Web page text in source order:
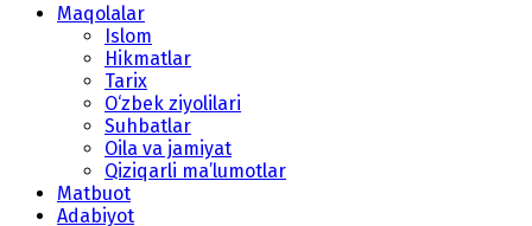
Maqolalar
Islom
Hikmatlar
Tarix
O‘zbek ziyolilari
Suhbatlar
Oila va jamiyat
Qiziqarli ma’lumotlar
Matbuot
Adabiyot